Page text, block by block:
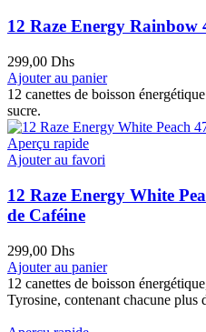
12 Raze Energy Rainbow
299,00 Dhs
Ajouter au panier
12 canettes de boisson
sucre.
Aperçu rapide
Ajouter au favori
12 Raze Energy White
de Caféine
299,00 Dhs
Ajouter au panier
12 canettes de boisson
Tyrosine, contenant chacune plus